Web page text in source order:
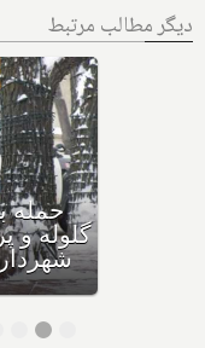
دیگر مطالب مرتبط
مصرف